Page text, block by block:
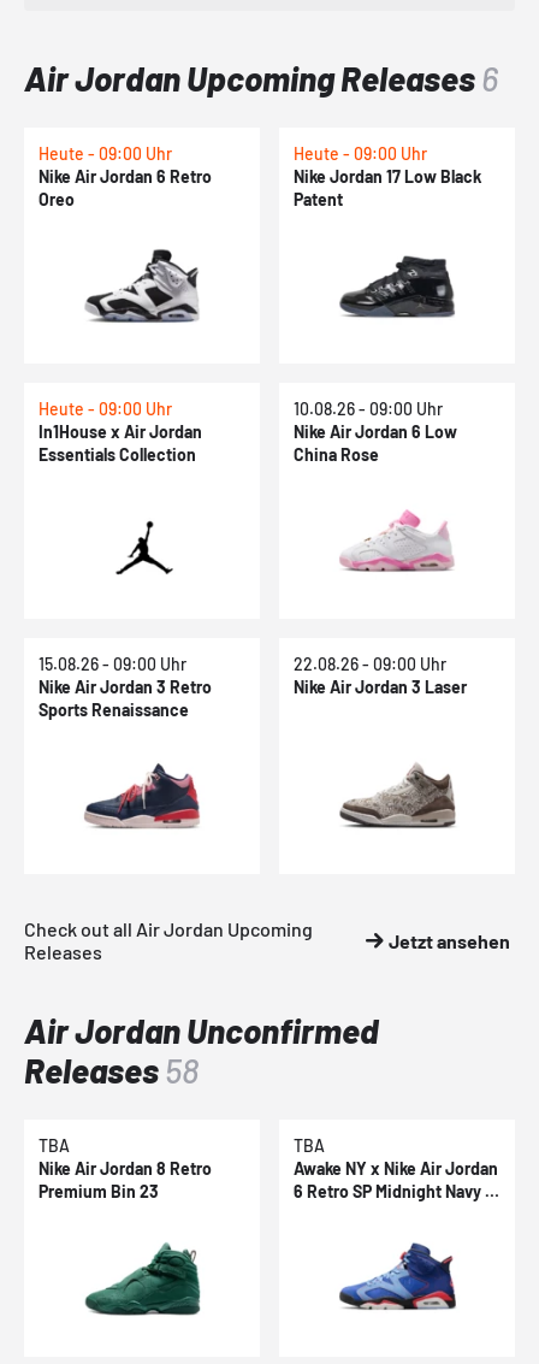
Air Jordan Upcoming Releases6
Heute - 09:00 Uhr
Nike Air Jordan 6 Retro
Oreo
Heute - 09:00 Uhr
Nike Jordan 17 Low Black
Patent
Heute - 09:00 Uhr
In1House x Air Jordan
Essentials Collection
10.08.26 - 09:00 Uhr
Nike Air Jordan 6 Low
China Rose
15.08.26 - 09:00 Uhr
Nike Air Jordan 3 Retro
Sports Renaissance
22.08.26 - 09:00 Uhr
Nike Air Jordan 3 Laser
Check out all Air Jordan Upcoming
Releases
Jetzt ansehen
Air Jordan Unconfirmed
Releases58
TBA
Nike Air Jordan 8 Retro
Premium Bin 23
TBA
Awake NY x Nike Air Jordan
6 Retro SP Midnight Navy &